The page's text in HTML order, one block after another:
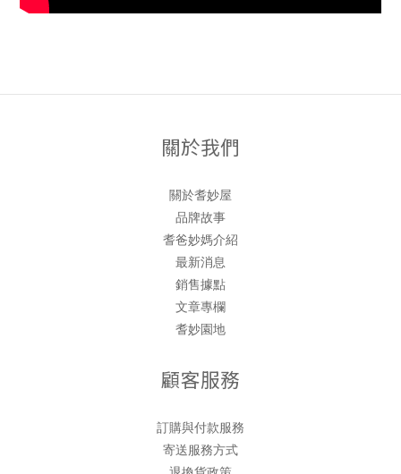
關於我們
關於耆妙屋
品牌故事
耆爸妙媽介紹
最新消息
銷售據點
文章專欄
耆妙園地
顧客服務
訂購與付款服務
寄送服務方式